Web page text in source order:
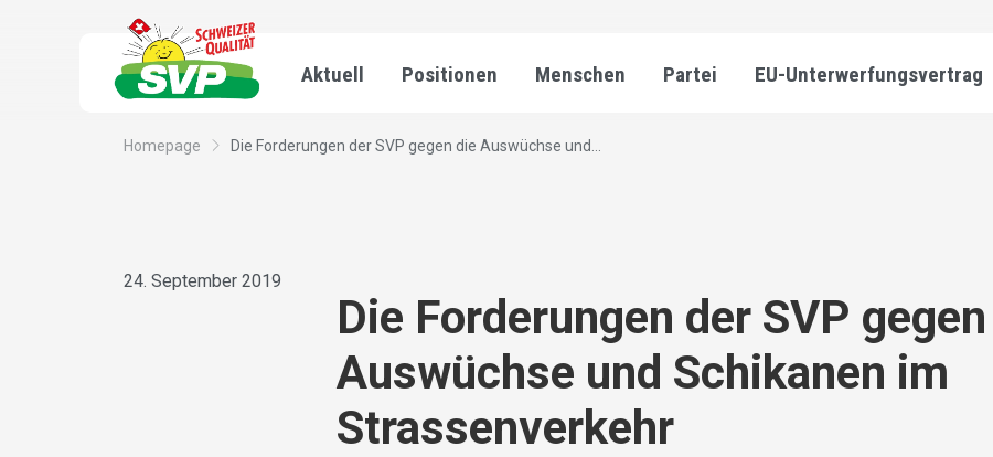
Aktuell Positionen Menschen Partei EU-Unterwerfungsvertrag
Homepage Die Forderungen der SVP gegen die Auswüchse und...
24. September 2019
Die Forderungen der SVP
Auswüchse und Schikanen im
Strassenverkehr